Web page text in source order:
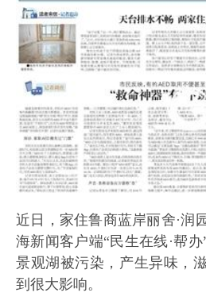
近日，家住鲁商蓝岸丽舍·润
海新闻客户端“民生在线·帮
景观湖被污染，产生异味，
到很大影响。